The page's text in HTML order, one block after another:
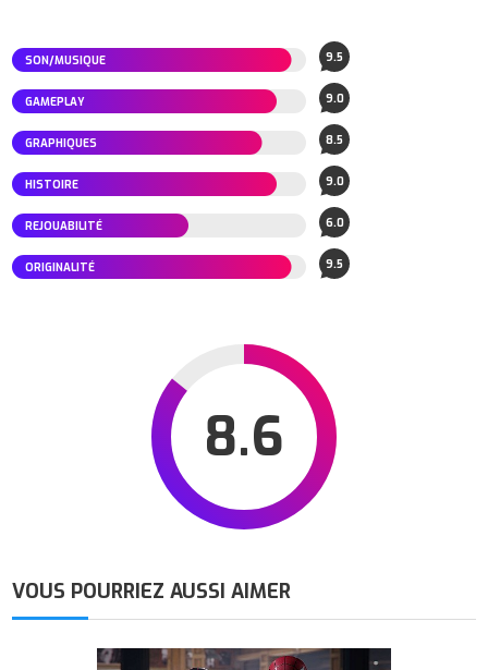
9.5
9.0
8.5
9.0
6.0
9.5
8.6
VOUS POURRIEZ AUSSI AIMER